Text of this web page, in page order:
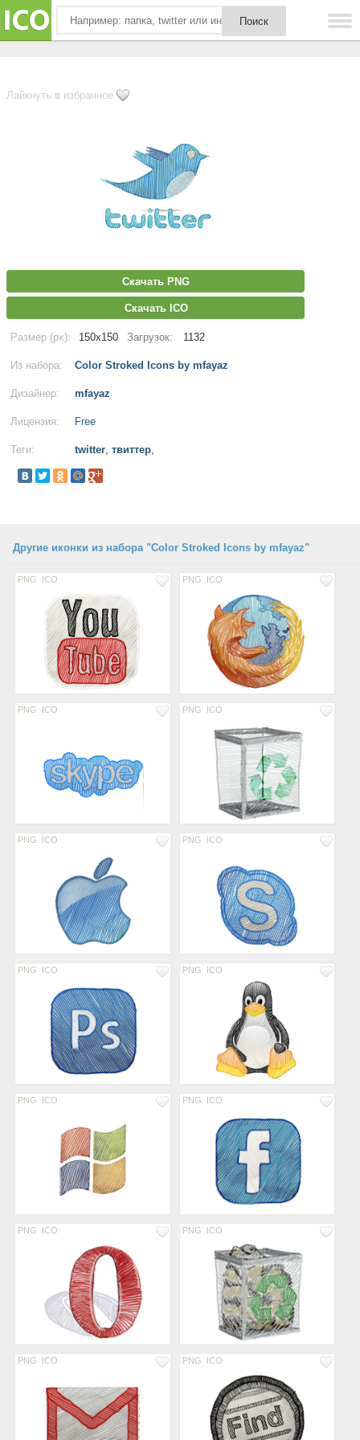
Лайкнуть в избранное
Скачать PNG
Скачать ICO
Размер (px): 150x150 Загрузок: 1132
Из набора: Color Stroked Icons by mfayaz
Дизайнер: mfayaz
Лицензия: Free
Теги: twitter, твиттер,
Другие иконки из набора "Color Stroked Icons by mfayaz"
PNG ICO PNG ICO
PNG ICO PNG ICO
PNG ICO PNG ICO
PNG ICO PNG ICO
PNG ICO PNG ICO
PNG ICO PNG ICO
PNG ICO PNG ICO